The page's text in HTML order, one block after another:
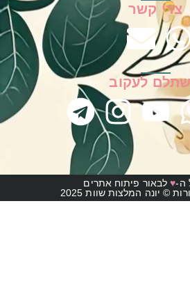
צרי קשר
לעקוב
ה-♥לבאור פיתוח אתרים
© יונה המלצות שוות 2025